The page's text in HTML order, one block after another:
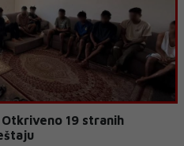
19 stranih